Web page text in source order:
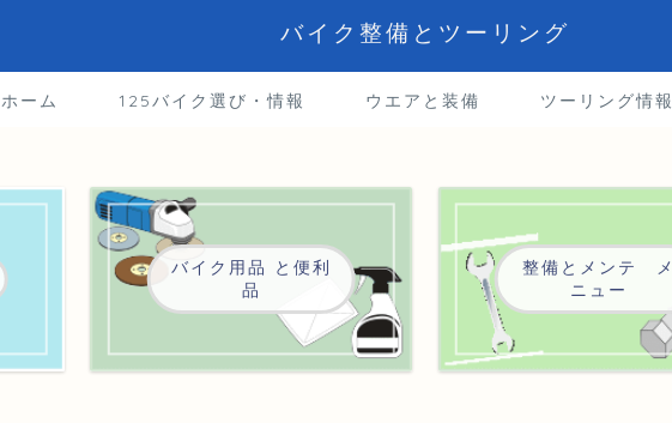
バイク整備とツーリング
ホーム 125バイク選び・情報 ウエアと装備 ツーリング情報
バイク用品 と便利
品
整備とメンテ メ
ニュー